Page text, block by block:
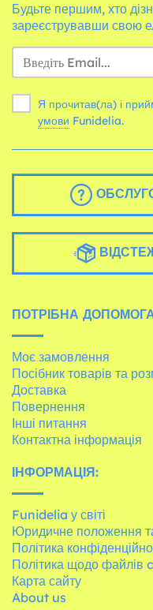
Будьте першим, хто
зареєструвавши свою
Я прочитав(ла) і
умови Funidelia.
ПОТРІБНА
Моє замовлення
Посібник товарів та
Доставка
Повернення
Інші питання
Контактна інформація
ІНФОРМАЦІЯ:
Funidelia у світі
Юридичне положення
Політика
Політика щодо файлів
Карта сайту
About us